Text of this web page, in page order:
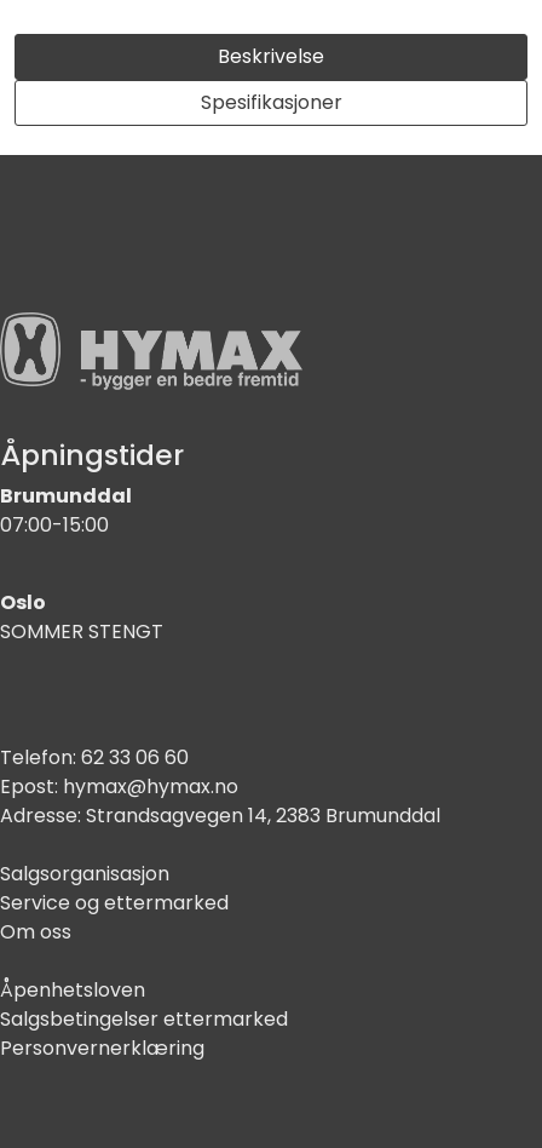
Beskrivelse
Spesifikasjoner
Åpningstider
Brumunddal
07:00-15:00
Oslo
SOMMER STENGT
Telefon: 62 33 06 60
Epost: hymax@hymax.no
Adresse: Strandsagvegen 14, 2383 Brumunddal
Salgsorganisasjon
Service og ettermarked
Om oss
Åpenhetsloven
Salgsbetingelser ettermarked
Personvernerklæring